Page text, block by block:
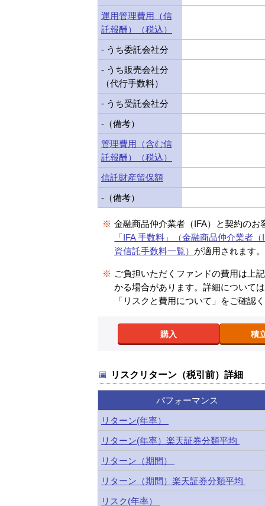
運用管理費用（信
託報酬）（税込）
- うち委託会社分
- うち販売会社分
（代行手数料）
- うち受託会社分
-（備考）
管理費用（含む信
託報酬）（税込）
信託財産留保額
-（備考）
※ 金融商品仲介業者（IFA）と契約のお
「IFA 手数料」（金融商品仲介業者
資信託手数料一覧） が適用されます。
※ ご負担いただくファンドの費用は上
かる場合があります。詳細について
「リスクと費用について」をご確認
購入 積
リスクリターン（税引前）詳細
パフォーマンス
リターン(年率）
リターン(年率）楽天証券分類平均
リターン（期間）
リターン（期間）楽天証券分類平均
リスク(年率）